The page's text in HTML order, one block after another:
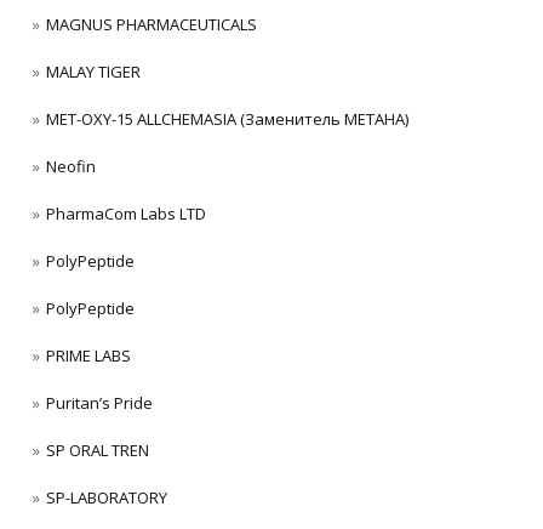
MAGNUS PHARMACEUTICALS
MALAY TIGER
MET-OXY-15 ALLCHEMASIA (Заменитель МЕТАНА)
Neofin
PharmaCom Labs LTD
PolyPeptide
PolyPeptide
PRIME LABS
Puritan’s Pride
SP ORAL TREN
SP-LABORATORY